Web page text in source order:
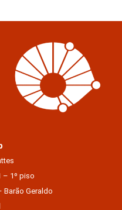
1º piso
Geraldo